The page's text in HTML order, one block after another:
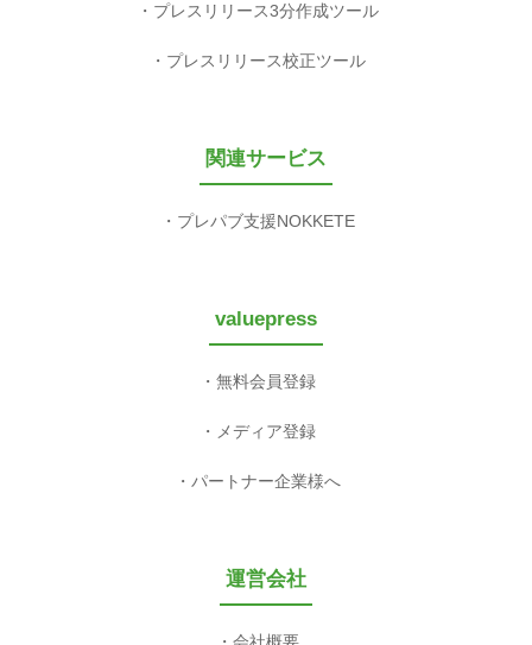
プレスリリース3分作成ツール
プレスリリース校正ツール
関連サービス
プレパブ支援NOKKETE
valuepress
無料会員登録
メディア登録
パートナー企業様へ
運営会社